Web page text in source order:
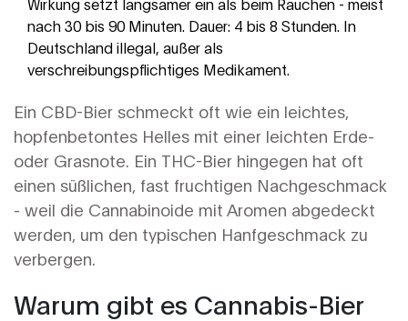
nach 30 bis 90 Minuten. Dauer: 4 bis 8 Stunden. In
Deutschland illegal, außer als
verschreibungspflichtiges Medikament.
Ein CBD-Bier schmeckt oft wie ein leichtes,
hopfenbetontes Helles mit einer leichten Erde-
oder Grasnote. Ein THC-Bier hingegen hat oft
einen süßlichen, fast fruchtigen Nachgeschmack
- weil die Cannabinoide mit Aromen abgedeckt
werden, um den typischen Hanfgeschmack zu
verbergen.
Warum gibt es Cannabis-Bier